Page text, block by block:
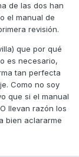
de las dos han
el manual de
revisión.
que por qué
es necesario,
tan perfecta
Como no soy
que si el manual
llevan razón los
bien aclararme